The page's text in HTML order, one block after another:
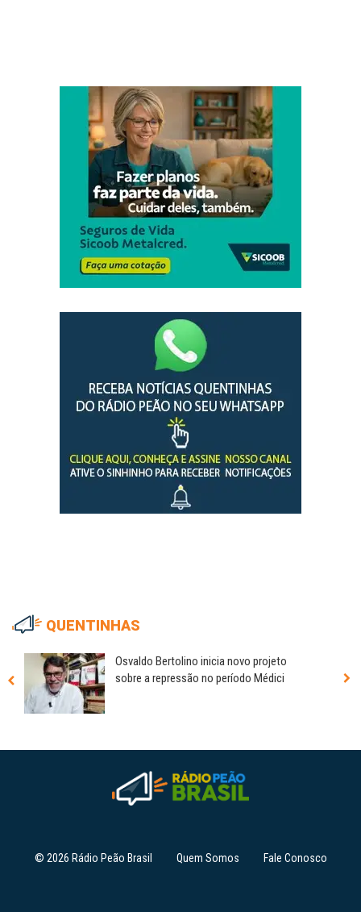
QUENTINHAS
Osvaldo Bertolino inicia novo projeto
sobre a repressão no período Médici
© 2026 Rádio Peão Brasil Quem Somos Fale Conosco